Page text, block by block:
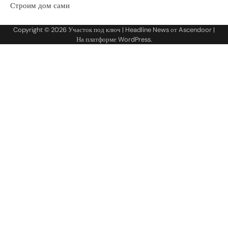
Строим дом сами
Copyright © 2026Участок под ключ | Headline News отAscendoor |
На платформеWordPress.